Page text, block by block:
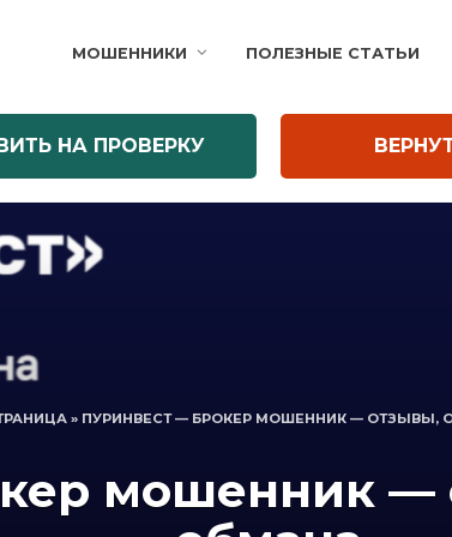
МОШЕННИКИ ПОЛЕЗНЫЕ СТАТЬИ
НА ПРОВЕРКУ
» ПУРИНВЕСТ — БРОКЕР МОШЕННИК — ОТЗЫВЫ,
мошенник —